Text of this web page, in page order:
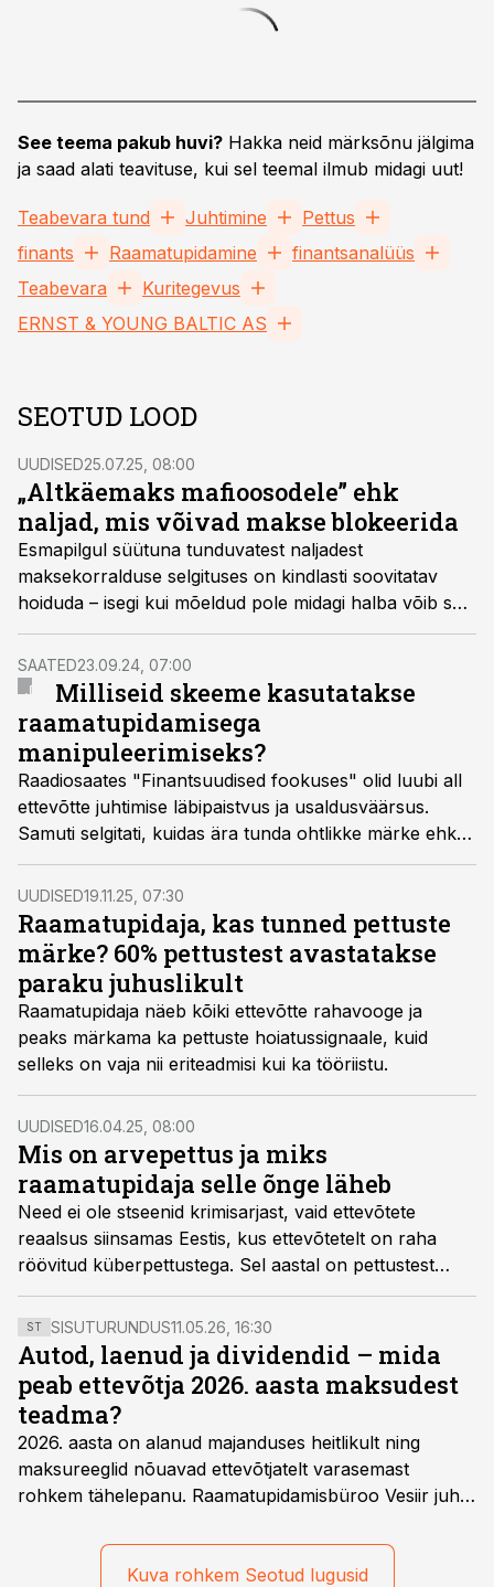
See teema pakub huvi? Hakka neid märksõnu jälgima
ja saad alati teavituse, kui sel teemal ilmub midagi uut!
Teabevara tund Juhtimine
Pettus
finants
Raamatupidamine
finantsanalüüs
Teabevara
Kuritegevus
ERNST & YOUNG BALTIC AS
SEOTUD LOOD
UUDISED25.07.25, 08:00
„Altkäemaks mafioosodele” ehk
naljad, mis võivad makse blokeerida
Esmapilgul süütuna tunduvatest naljadest
maksekorralduse selgituses on kindlasti soovitatav
hoiduda – isegi kui mõeldud pole midagi halba võib see
kaasa tuua makse blokeerimise ja hulga sekeldusi.
SAATED23.09.24, 07:00
Milliseid skeeme kasutatakse
raamatupidamisega
manipuleerimiseks?
Raadiosaates "Finantsuudised fookuses" olid luubi all
ettevõtte juhtimise läbipaistvus ja usaldusväärsus.
Samuti selgitati, kuidas ära tunda ohtlikke märke ehk
nö punaseid lippe nii ettevõtte tegevuses kui ka
finantsnäitajates.
UUDISED19.11.25, 07:30
Raamatupidaja, kas tunned pettuste
märke? 60% pettustest avastatakse
paraku juhuslikult
Raamatupidaja näeb kõiki ettevõtte rahavooge ja
peaks märkama ka pettuste hoiatussignaale, kuid
selleks on vaja nii eriteadmisi kui ka tööriistu.
UUDISED16.04.25, 08:00
Mis on arvepettus ja miks
raamatupidaja selle õnge läheb
Need ei ole stseenid krimisarjast, vaid ettevõtete
reaalsus siinsamas Eestis, kus ettevõtetelt on raha
röövitud küberpettustega. Sel aastal on pettustest
antud teada juba sama palju, kui oli 2024. aastal
kokku.
ST SISUTURUNDUS11.05.26, 16:30
Autod, laenud ja dividendid – mida
peab ettevõtja 2026. aasta maksudest
teadma?
2026. aasta on alanud majanduses heitlikult ning
maksureeglid nõuavad ettevõtjatelt varasemast
rohkem tähelepanu. Raamatupidamisbüroo Vesiir juht
mõjutavad enim auto kasutamist, laenusuhteid ja
dividendide maksustamist ning kus peituvad suurimad
Kuva rohkem Seotud lugusid